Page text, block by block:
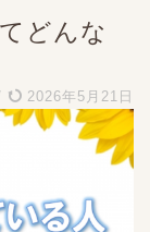
どんな
2026年5月21日